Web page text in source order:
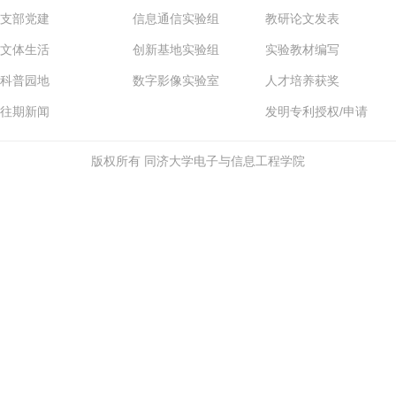
支部党建
文体生活
科普园地
往期新闻
信息通信实验组
创新基地实验组
数字影像实验室
教研论文发表
实验教材编写
人才培养获奖
发明专利授权/申请
版权所有 同济大学电子与信息工程学院